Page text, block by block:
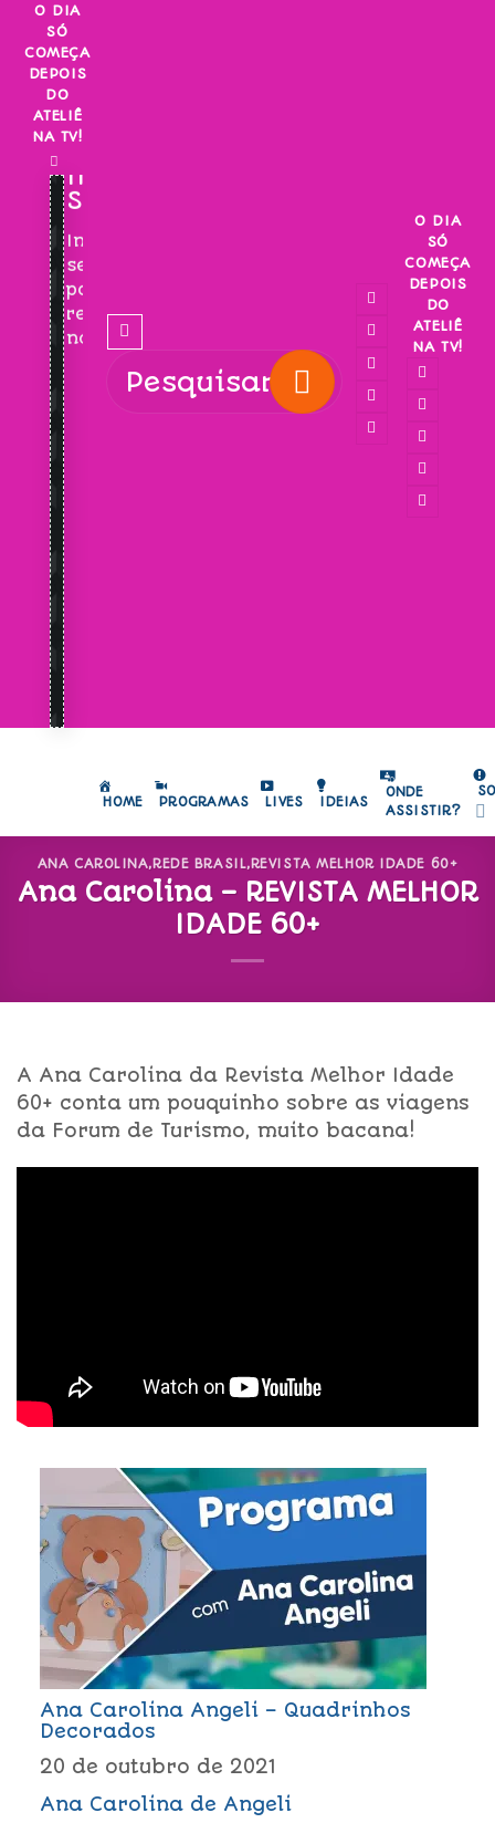
Skip
content
O DIA
SÓ
COMEÇA
DEPOIS
DO
ATELIÊ
NA TV!
INSCREVA-
SE!
Inscreva-
se
para
receber
novidades!
O DIA
SÓ
COMEÇA
DEPOIS
DO
ATELIÊ
NA TV!
HOME PROGRAMAS LIVES IDEIAS
ONDE
ASSISTIR?
ANA CAROLINA,REDE BRASIL,REVISTA MELHOR IDADE 60+
Ana Carolina – REVISTA MELHOR
IDADE 60+
A Ana Carolina da Revista Melhor Idade
60+ conta um pouquinho sobre as viagens
da Forum de Turismo, muito bacana!
Ana Carolina Angeli – Quadrinhos
Decorados
20 de outubro de 2021
Ana Carolina de Angeli